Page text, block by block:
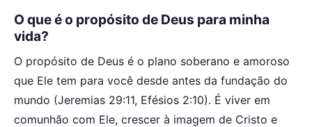
O que é o propósito de Deus para minha
vida?
O propósito de Deus é o plano soberano e amoroso
que Ele tem para você desde antes da fundação do
mundo (Jeremias 29:11, Efésios 2:10). É viver em
comunhão com Ele, crescer à imagem de Cristo e